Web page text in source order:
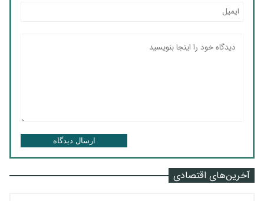
ارسال دیدگاه
آخرین‌های اقتصادی